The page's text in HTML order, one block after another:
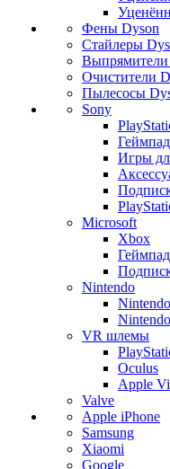
Фены Dyson
Стайлеры
Выпрямители
Очистители
Пылесосы
Sony
Игры
Microsoft
Xbox
Nintendo
VR шлемы
Oculus
Apple
Valve
Apple iPhone
Samsung
Xiaomi
Google